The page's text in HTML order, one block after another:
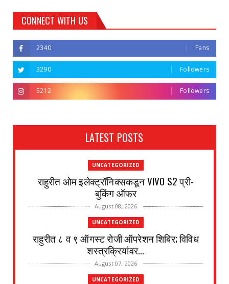
CONNECT WITH US
2340 Fans
3290 Followers
5212 Followers
LATEST POSTS
UNCATEGORIZED
राहुरीत ओम इलेक्ट्रॉनिक्सकडून VIVO S2 प्री-
बुकिंग ऑफर
August 08, 2026
UNCATEGORIZED
राहुरीत ८ व ९ ऑगस्ट रोजी ऑपरेशन शिबिर; विविध
शस्त्रक्रियांवर...
August 07, 2026
UNCATEGORIZED